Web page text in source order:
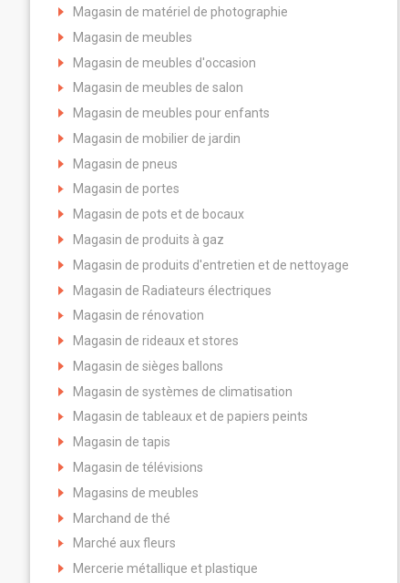
Magasin de matériel de photographie
Magasin de meubles
Magasin de meubles d'occasion
Magasin de meubles de salon
Magasin de meubles pour enfants
Magasin de mobilier de jardin
Magasin de pneus
Magasin de portes
Magasin de pots et de bocaux
Magasin de produits à gaz
Magasin de produits d'entretien et de nettoyage
Magasin de Radiateurs électriques
Magasin de rénovation
Magasin de rideaux et stores
Magasin de sièges ballons
Magasin de systèmes de climatisation
Magasin de tableaux et de papiers peints
Magasin de tapis
Magasin de télévisions
Magasins de meubles
Marchand de thé
Marché aux fleurs
Mercerie métallique et plastique